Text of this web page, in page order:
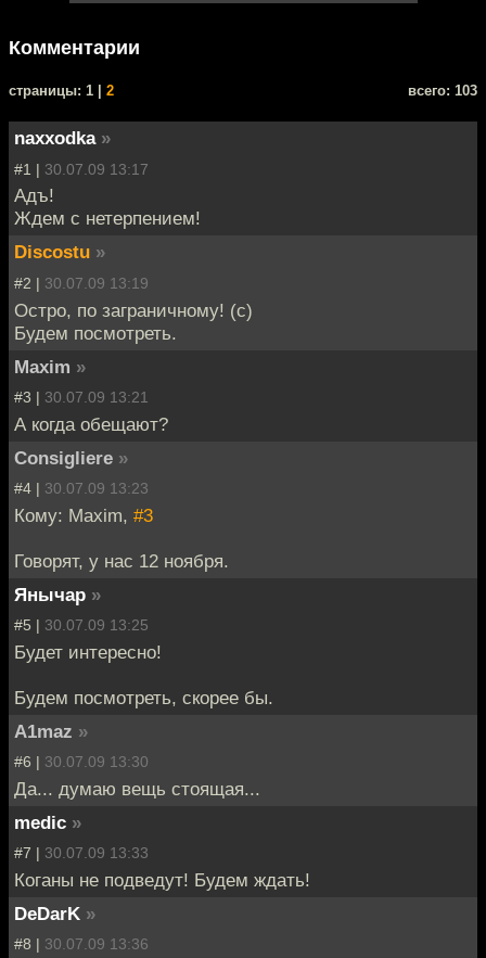
Комментарии
cтраницы: 1 | 2 всего: 103
naxxodka »
#1 | 30.07.09 13:17
Адъ!
Ждем с нетерпением!
Discostu »
#2 | 30.07.09 13:19
Остро, по заграничному! (с)
Будем посмотреть.
Maxim »
#3 | 30.07.09 13:21
А когда обещают?
Consigliere »
#4 | 30.07.09 13:23
Кому: Maxim, #3
Говорят, у нас 12 ноября.
Янычар »
#5 | 30.07.09 13:25
Будет интересно!
Будем посмотреть, скорее бы.
A1maz »
#6 | 30.07.09 13:30
Да... думаю вещь стоящая...
medic »
#7 | 30.07.09 13:33
Коганы не подведут! Будем ждать!
DeDarK »
#8 | 30.07.09 13:36